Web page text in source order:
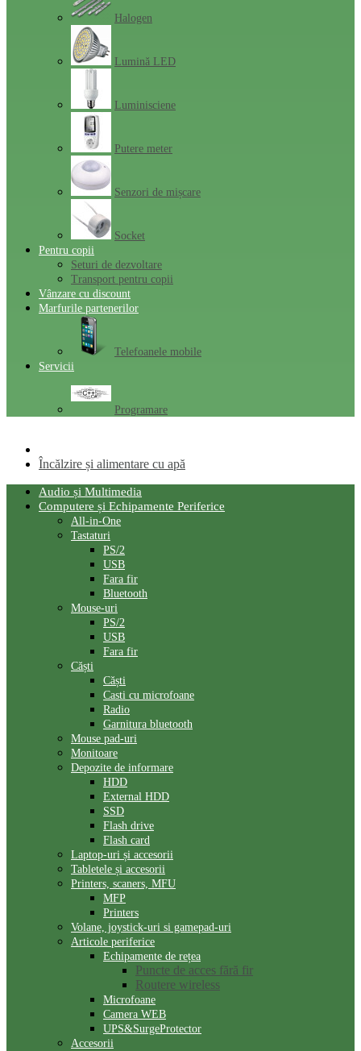
Halogen
Lumină LED
Luminisciene
Putere meter
Senzori de mișcare
Socket
Pentru copii
Seturi de dezvoltare
Transport pentru copii
Vânzare cu discount
Marfurile partenerilor
Telefoanele mobile
Servicii
Programare
Încălzire și alimentare cu apă
Audio și Multimedia
Computere și Echipamente Periferice
All-in-One
Tastaturi
PS/2
USB
Fara fir
Bluetooth
Mouse-uri
PS/2
USB
Fara fir
Căști
Сăști
Casti cu microfoane
Radio
Garnitura bluetooth
Mouse pad-uri
Monitoare
Depozite de informare
HDD
External HDD
SSD
Flash drive
Flash card
Laptop-uri și accesorii
Tabletele și accesorii
Printers, scaners, MFU
MFP
Printers
Volane, joystick-uri si gamepad-uri
Articole periferice
Echipamente de rețea
Puncte de acces fără fir
Routere wireless
Microfoane
Camera WEB
UPS&SurgeProtector
Accesorii